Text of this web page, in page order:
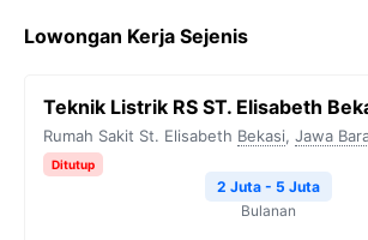
e
o
o
t
e
e
r
t
A
y
i
n
k
Lowongan Kerja Sejenis
Teknik Listrik RS ST. Elisabeth
Rumah Sakit St. Elisabeth Bekasi, Jawa
Ditutup
2 Juta - 5 Juta
Bulanan